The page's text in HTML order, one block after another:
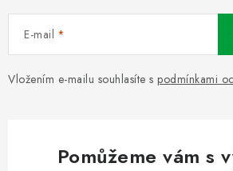
E-mail
Vložením e-mailu souhlasíte s podmínkami
Pomůžeme vám s